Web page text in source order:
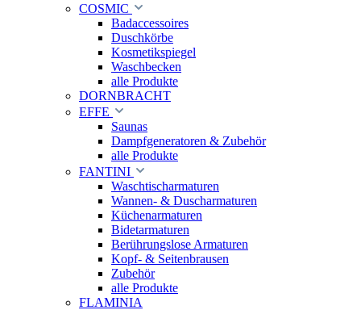
COSMIC
Badaccessoires
Duschkörbe
Kosmetikspiegel
Waschbecken
alle Produkte
DORNBRACHT
EFFE
Saunas
Dampfgeneratoren & Zubehör
alle Produkte
FANTINI
Waschtischarmaturen
Wannen- & Duscharmaturen
Küchenarmaturen
Bidetarmaturen
Berührungslose Armaturen
Kopf- & Seitenbrausen
Zubehör
alle Produkte
FLAMINIA